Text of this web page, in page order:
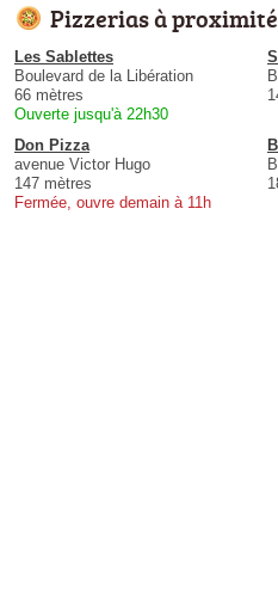
Pizzerias à proximité
Les Sablettes
Boulevard de la Libération
66 mètres
Ouverte jusqu'à 22h30
Don Pizza
avenue Victor Hugo
147 mètres
Fermée, ouvre demain à 11h